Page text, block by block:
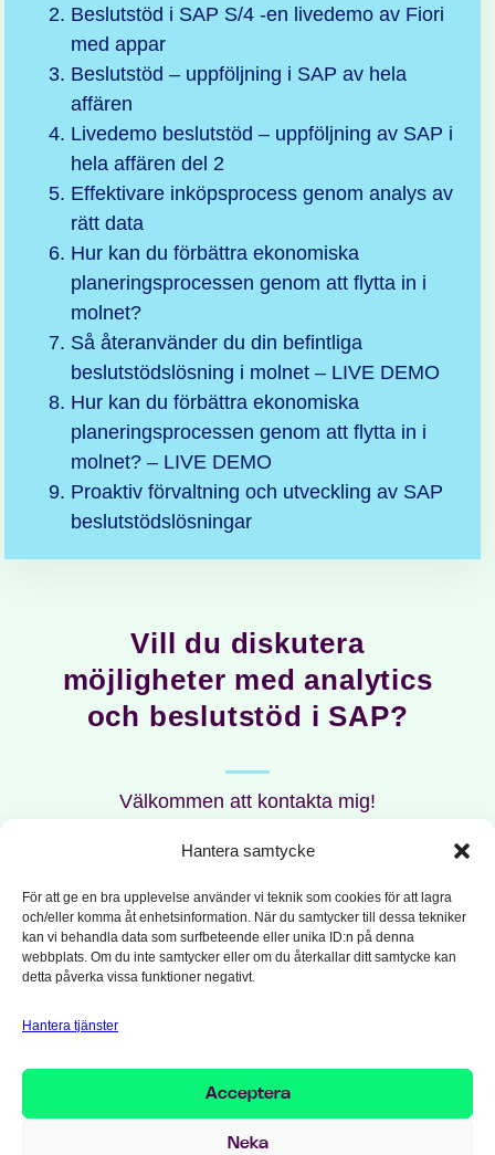
Hantera samtycke
För att ge en bra upplevelse använder vi teknik som cookies för att lagra
och/eller komma åt enhetsinformation. När du samtycker till dessa tekniker
kan vi behandla data som surfbeteende eller unika ID:n på denna
webbplats. Om du inte samtycker eller om du återkallar ditt samtycke kan
detta påverka vissa funktioner negativt.
Hantera tjänster
Acceptera
Neka
Beslutstöd i SAP S/4 -en livedemo av Fiori
med appar
Beslutstöd – uppföljning i SAP av hela
affären
Livedemo beslutstöd – uppföljning av SAP i
hela affären del 2
Effektivare inköpsprocess genom analys av
rätt data
Hur kan du förbättra ekonomiska
planeringsprocessen genom att flytta in i
molnet?
Så återanvänder du din befintliga
beslutstödslösning i molnet – LIVE DEMO
Hur kan du förbättra ekonomiska
planeringsprocessen genom att flytta in i
molnet? – LIVE DEMO
Proaktiv förvaltning och utveckling av SAP
beslutstödslösningar
Vill du diskutera
möjligheter med analytics
och beslutstöd i SAP?
Välkommen att kontakta mig!
RELATERADE LÖSNINGAR
DELA MED DIG
RELATERAT INNEHÅLL